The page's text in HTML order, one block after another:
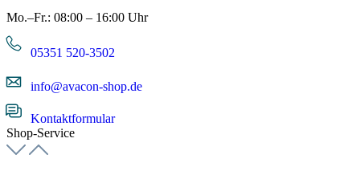
Mo.–Fr.: 08:00 – 16:00 Uhr
05351 520-3502
info@avacon-shop.de
Kontaktformular
Shop-Service